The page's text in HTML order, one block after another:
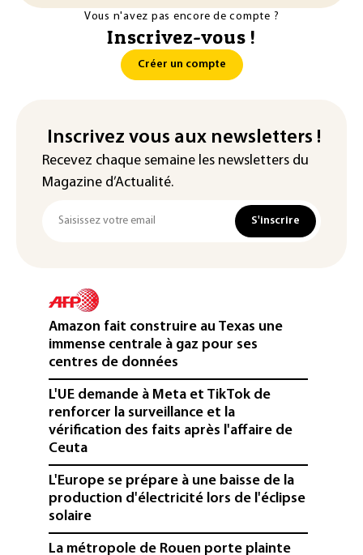
Vous n'avez pas encore de compte ?
Inscrivez-vous !
Créer un compte
Inscrivez vous aux newsletters !
Recevez chaque semaine les newsletters du
Magazine d’Actualité.
S'inscrire
Amazon fait construire au Texas une
immense centrale à gaz pour ses
centres de données
L'UE demande à Meta et TikTok de
renforcer la surveillance et la
vérification des faits après l'affaire de
Ceuta
L'Europe se prépare à une baisse de la
production d'électricité lors de l'éclipse
solaire
La métropole de Rouen porte plainte